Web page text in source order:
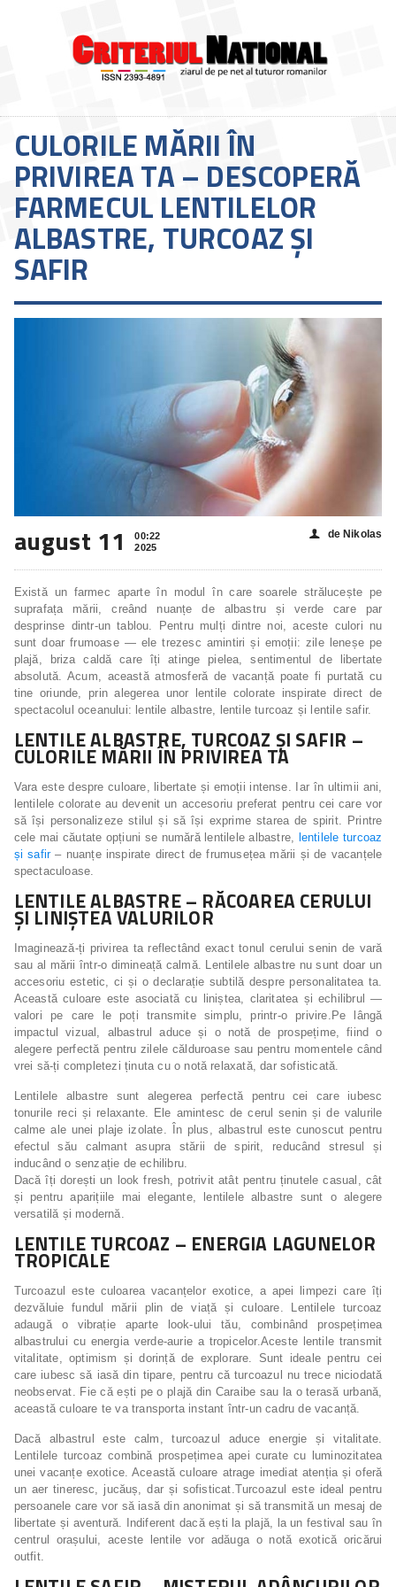
CULORILE MĂRII ÎN
PRIVIREA TA – DESCOPERĂ
FARMECUL LENTILELOR
ALBASTRE, TURCOAZ ȘI
SAFIR
august 11
00:22
2025
👤 de Nikolas
Există un farmec aparte în modul în care soarele strălucește pe
suprafața mării, creând nuanțe de albastru și verde care par
desprinse dintr-un tablou. Pentru mulți dintre noi, aceste culori nu
sunt doar frumoase — ele trezesc amintiri și emoții: zile leneșe pe
plajă, briza caldă care îți atinge pielea, sentimentul de libertate
absolută. Acum, această atmosferă de vacanță poate fi purtată cu
tine oriunde, prin alegerea unor lentile colorate inspirate direct de
spectacolul oceanului: lentile albastre, lentile turcoaz și lentile safir.
LENTILE ALBASTRE, TURCOAZ ȘI SAFIR –
CULORILE MĂRII ÎN PRIVIREA TA
Vara este despre culoare, libertate și emoții intense. Iar în ultimii ani,
lentilele colorate au devenit un accesoriu preferat pentru cei care vor
să își personalizeze stilul și să își exprime starea de spirit. Printre
cele mai căutate opțiuni se numără lentilele albastre, lentilele turcoaz
și safir– nuanțe inspirate direct de frumusețea mării și de vacanțele
spectaculoase.
LENTILE ALBASTRE – RĂCOAREA CERULUI
ȘI LINIȘTEA VALURILOR
Imaginează-ți privirea ta reflectând exact tonul cerului senin de vară
sau al mării într-o dimineață calmă. Lentilele albastre nu sunt doar un
accesoriu estetic, ci și o declarație subtilă despre personalitatea ta.
Această culoare este asociată cu liniștea, claritatea și echilibrul —
valori pe care le poți transmite simplu, printr-o privire.Pe lângă
impactul vizual, albastrul aduce și o notă de prospețime, fiind o
alegere perfectă pentru zilele călduroase sau pentru momentele când
vrei să-ți completezi ținuta cu o notă relaxată, dar sofisticată.
Lentilele albastre sunt alegerea perfectă pentru cei care iubesc
tonurile reci și relaxante. Ele amintesc de cerul senin și de valurile
calme ale unei plaje izolate. În plus, albastrul este cunoscut pentru
efectul său calmant asupra stării de spirit, reducând stresul și
inducând o senzație de echilibru.
Dacă îți dorești un look fresh, potrivit atât pentru ținutele casual, cât
și pentru aparițiile mai elegante, lentilele albastre sunt o alegere
versatilă și modernă.
LENTILE TURCOAZ – ENERGIA LAGUNELOR
TROPICALE
Turcoazul este culoarea vacanțelor exotice, a apei limpezi care îți
dezvăluie fundul mării plin de viață și culoare. Lentilele turcoaz
adaugă o vibrație aparte look-ului tău, combinând prospețimea
albastrului cu energia verde-aurie a tropicelor.Aceste lentile transmit
vitalitate, optimism și dorință de explorare. Sunt ideale pentru cei
care iubesc să iasă din tipare, pentru că turcoazul nu trece niciodată
neobservat. Fie că ești pe o plajă din Caraibe sau la o terasă urbană,
această culoare te va transporta instant într-un cadru de vacanță.
Dacă albastrul este calm, turcoazul aduce energie și vitalitate.
Lentilele turcoaz combină prospețimea apei curate cu luminozitatea
unei vacanțe exotice. Această culoare atrage imediat atenția și oferă
un aer tineresc, jucăuș, dar și sofisticat.Turcoazul este ideal pentru
persoanele care vor să iasă din anonimat și să transmită un mesaj de
libertate și aventură. Indiferent dacă ești la plajă, la un festival sau în
centrul orașului, aceste lentile vor adăuga o notă exotică oricărui
outfit.